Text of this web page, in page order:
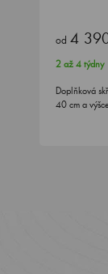
od 4
2 až 4 týdny
Doplňková
40 cm a